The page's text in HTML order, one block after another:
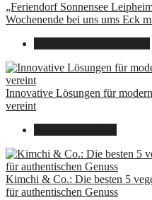
„Feriendorf Sonnensee
Wochenende bei uns ums Eck
Innovative Lösungen für
vereint
Kimchi & Co.: Die besten 5
für authentischen Genuss